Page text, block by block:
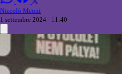
Niccolò Meoni
1 settembre 2024 - 11:40